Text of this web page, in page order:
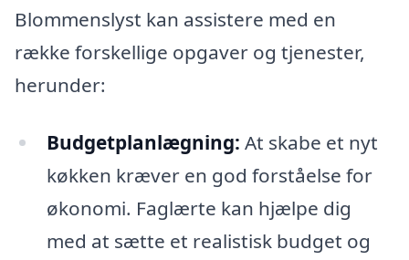
Blommenslyst kan assistere med en
række forskellige opgaver og tjenester,
herunder:
Budgetplanlægning: At skabe et nyt
køkken kræver en god forståelse for
økonomi. Faglærte kan hjælpe dig
med at sætte et realistisk budget og